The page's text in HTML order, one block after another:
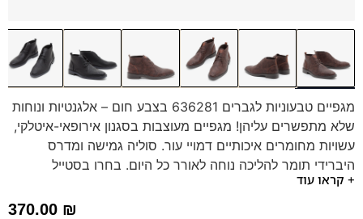
מגפיים טבעוניות לגברים 636281 בצבע חום – אלגנטיות ונוחות
שלא מתפשרים עליהן! מגפיים מעוצבות בסגנון אירופאי-איטלקי,
עשויות מחומרים איכותיים דמויי עור. סוליה גמישה ומדרס
היברידי תומך להליכה נוחה לאורך כל היום. בחרו בסטייל
ובנוחות עם פרנקו בן!
+ קראו עוד
370.00 ₪